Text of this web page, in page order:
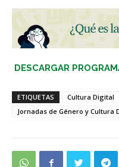
DESCARGAR
ETIQUETAS Cultura Digital
Jornadas de Género y Cultura